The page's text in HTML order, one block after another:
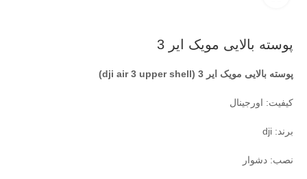
پوسته بالایی مویک ایر 3
پوسته بالایی مویک ایر 3 (dji air 3 upper shell)
کیفیت: اورجینال
برند: dji
نصب: دشوار